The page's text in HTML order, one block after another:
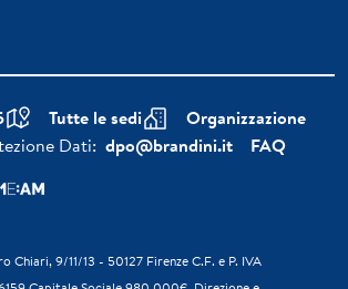
Tutte le sedi
Organizzazione
Dati: dpo@brandini.it
FAQ
Chiari, 9/11/13 - 50127 Firenze C.F. e P. IVA